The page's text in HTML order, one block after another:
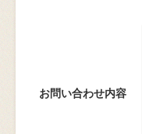
お問い合わせ内容